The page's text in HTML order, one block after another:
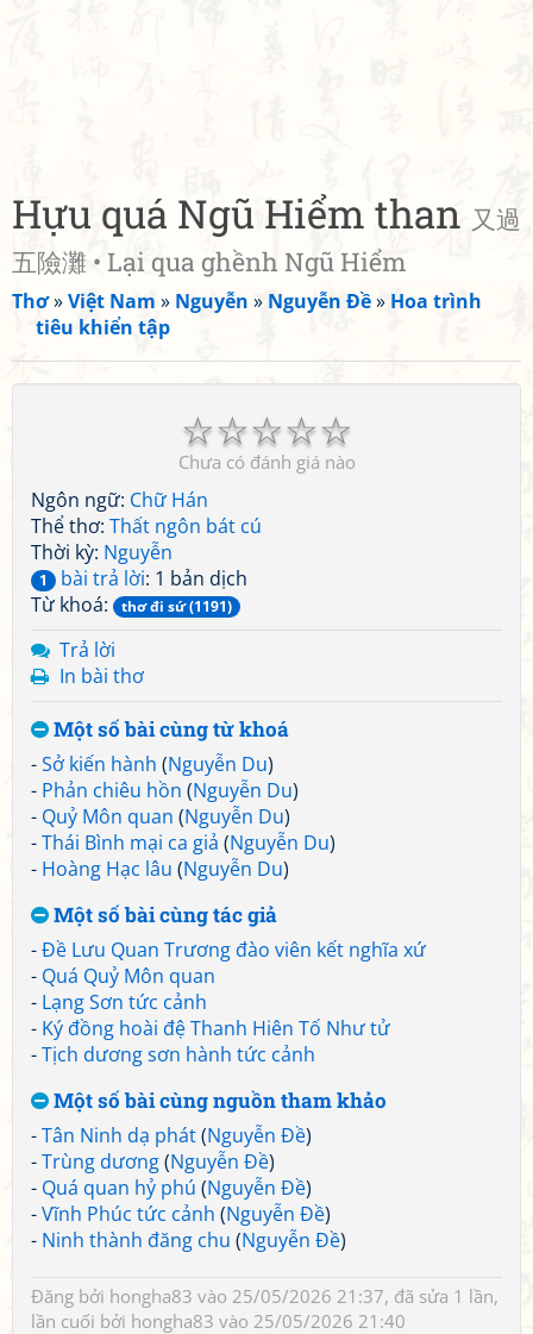
Hựu quá Ngũ Hiểm than 又過
五險灘 • Lại qua ghềnh Ngũ Hiểm
Thơ»Việt Nam » Nguyễn » Nguyễn Đề» Hoa trình
tiêu khiển tập
☆
☆
☆
☆
☆
Chưa có đánh giá nào
Ngôn ngữ: Chữ Hán
Thể thơ: Thất ngôn bát cú
Thời kỳ: Nguyễn
1 bài trả lời: 1 bản dịch
Từ khoá:
thơ đi sứ (1191)
Trả lời
In bài thơ
Một số bài cùng từ khoá
-Sở kiến hành (Nguyễn Du)
- Phản chiêu hồn (Nguyễn Du)
- Quỷ Môn quan (Nguyễn Du)
-Thái Bình mại ca giả (Nguyễn Du)
- Hoàng Hạc lâu (Nguyễn Du)
Một số bài cùng tác giả
-Đề Lưu Quan Trương đào viên kết nghĩa xứ
- Quá Quỷ Môn quan
- Lạng Sơn tức cảnh
- Ký đồng hoài đệ Thanh Hiên Tố Như tử
-Tịch dương sơn hành tức cảnh
Một số bài cùng nguồn tham khảo
-Tân Ninh dạ phát(Nguyễn Đề)
-Trùng dương(Nguyễn Đề)
- Quá quan hỷ phú (Nguyễn Đề)
-Vĩnh Phúc tức cảnh (Nguyễn Đề)
- Ninh thành đăng chu (Nguyễn Đề)
Đăng bởi hongha83 vào 25/05/2026 21:37, đã sửa 1 lần,
lần cuối bởi hongha83 vào 25/05/2026 21:40